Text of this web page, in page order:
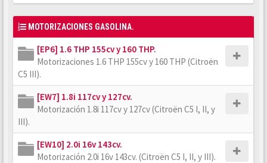
MOTORIZACIONES GASOLINA.
[EP6] 1.6 THP 155cv y 160 THP.
Motorizaciones 1.6 THP 155cv y 160 THP (Citroën
C5 III).
[EW7] 1.8i 117cv y 127cv.
Motorización 1.8i 117cv y 127cv (Citroën C5 I, II, y
III).
[EW10] 2.0i 16v 143cv.
Motorización 2.0i 16v 143cv. (Citroën C5 I, II, y III).